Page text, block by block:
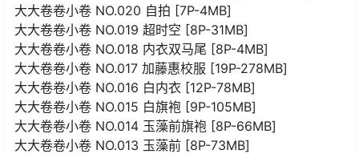
大大卷卷小卷 NO.020 自拍 [7P-4MB]
大大卷卷小卷 NO.019 超时空 [8P-31MB]
大大卷卷小卷 NO.018 内衣双马尾 [8P-4MB]
大大卷卷小卷 NO.017 加藤惠校服 [19P-278MB]
大大卷卷小卷 NO.016 白内衣 [12P-78MB]
大大卷卷小卷 NO.015 白旗袍 [9P-105MB]
大大卷卷小卷 NO.014 玉藻前旗袍 [8P-66MB]
大大卷卷小卷 NO.013 玉藻前 [8P-73MB]